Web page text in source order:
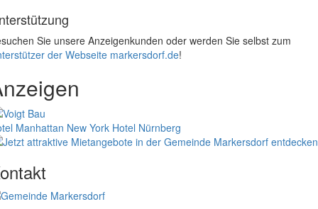
Sie unsere Anzeigenkunden oder werden Sie selbst zum
der Webseite markersdorf.de!
Manhattan New York Hotel Nürnberg